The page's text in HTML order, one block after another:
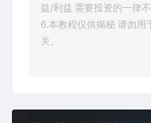
益/利益 需要投资的一律
6.本教程仅供揭秘 请勿用
关。